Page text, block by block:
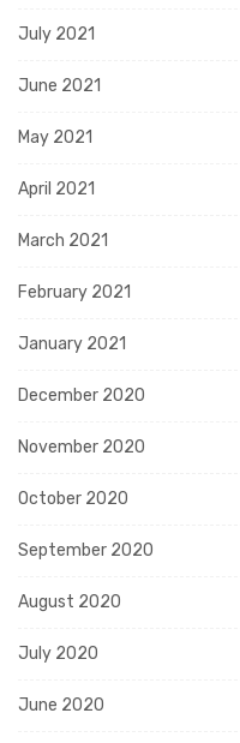
July 2021
June 2021
May 2021
April 2021
March 2021
February 2021
January 2021
December 2020
November 2020
October 2020
September 2020
August 2020
July 2020
June 2020